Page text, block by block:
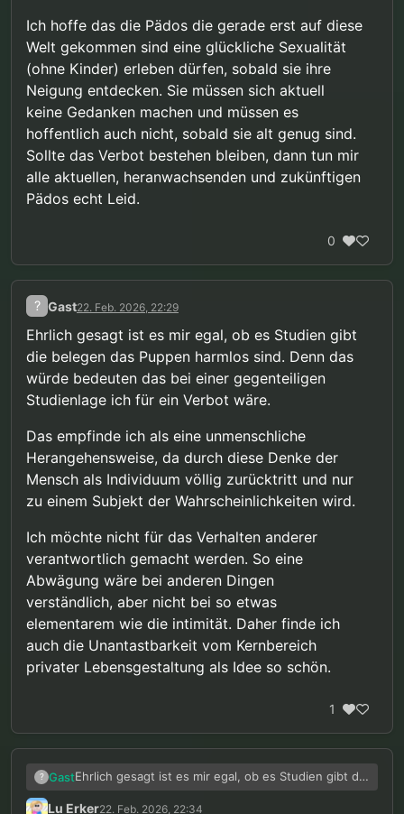
Ich hoffe das die Pädos die gerade erst auf diese
Welt gekommen sind eine glückliche Sexualität
(ohne Kinder) erleben dürfen, sobald sie ihre
Neigung entdecken. Sie müssen sich aktuell
keine Gedanken machen und müssen es
hoffentlich auch nicht, sobald sie alt genug sind.
Sollte das Verbot bestehen bleiben, dann tun mir
alle aktuellen, heranwachsenden und zukünftigen
Pädos echt Leid.
0
? Gast22. Feb. 2026, 22:29
Ehrlich gesagt ist es mir egal, ob es Studien gibt
die belegen das Puppen harmlos sind. Denn das
würde bedeuten das bei einer gegenteiligen
Studienlage ich für ein Verbot wäre.
Das empfinde ich als eine unmenschliche
Herangehensweise, da durch diese Denke der
Mensch als Individuum völlig zurücktritt und nur
zu einem Subjekt der Wahrscheinlichkeiten wird.
Ich möchte nicht für das Verhalten anderer
verantwortlich gemacht werden. So eine
Abwägung wäre bei anderen Dingen
verständlich, aber nicht bei so etwas
elementarem wie die intimität. Daher finde ich
auch die Unantastbarkeit vom Kernbereich
privater Lebensgestaltung als Idee so schön.
1
? GastEhrlich gesagt ist es mir egal, ob es Studien gibt die
belegen das Puppen harmlos sind. Denn das würde
bedeuten das bei einer gegenteiligen Studienlage
Lu Erker22. Feb. 2026, 22:34